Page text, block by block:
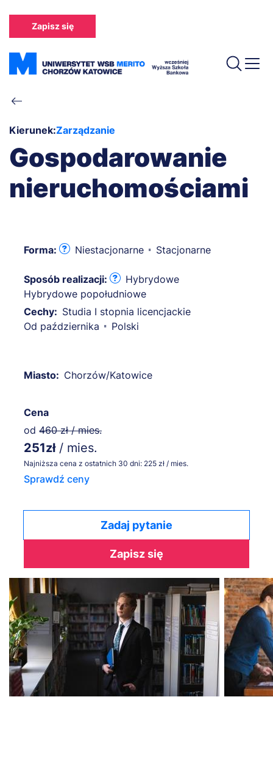
treści
Zapisz się
Ścieżka
nawigacyjna
Kierunek:Zarządzanie
Gospodarowanie
nieruchomościami
Forma: Niestacjonarne Stacjonarne
Sposób realizacji:
Hybrydowe
Hybrydowe popołudniowe
Cechy: Studia I stopnia licencjackie
Od października
Polski
Miasto: Chorzów/Katowice
Cena
od 460 zł / mies.
251zł / mies.
Najniższa cena z ostatnich 30 dni: 225 zł / mies.
Sprawdź ceny
Zadaj pytanie
Zapisz się